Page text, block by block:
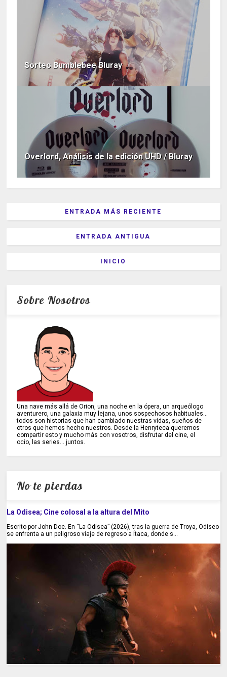
Sorteo Bumblebee Bluray
Overlord, Análisis de la edición UHD / Bluray
ENTRADA MÁS RECIENTE
ENTRADA ANTIGUA
INICIO
Sobre Nosotros
Una nave más allá de Orion, una noche en la ópera, un arqueólogo
aventurero, una galaxia muy lejana, unos sospechosos habituales...
todos son historias que han cambiado nuestras vidas, sueños de
otros que hemos hecho nuestros. Desde la Henryteca queremos
compartir esto y mucho más con vosotros, disfrutar del cine, el
ocio, las series... juntos.
No te pierdas
La Odisea; Cine colosal a la altura del Mito
Escrito por John Doe. En “La Odisea” (2026), tras la guerra de Troya, Odiseo
se enfrenta a un peligroso viaje de regreso a Ítaca, donde s...